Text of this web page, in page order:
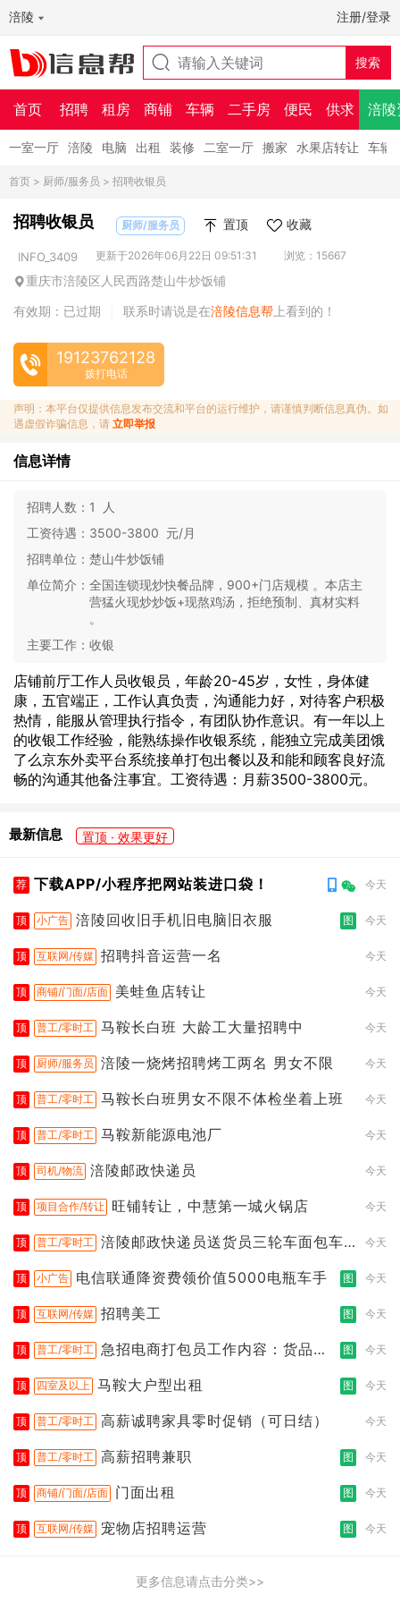
涪陵 注册/登录
首页 招聘 租房 商铺 车辆 二手房 便民 供求 涪陵
一室一厅 涪陵 电脑 出租 装修 二室一厅 搬家 水果店转让 车辆
首页 > 厨师/服务员 > 招聘收银员
招聘收银员 厨师/服务员 置顶 收藏
INFO_3409 更新于2026年06月22日 09:51:31 浏览：15667
重庆市涪陵区人民西路楚山牛炒饭铺
有效期：已过期
联系时请说是在涪陵信息帮 上看到的！
19123762128
拨打电话
声明：本平台仅提供信息发布交流和平台的运行维护，请谨慎判断信息真伪。如
遇虚假诈骗信息，请 立即举报
信息详情
招聘人数： 1 人
工资待遇： 3500-3800 元/月
招聘单位： 楚山牛炒饭铺
单位简介： 全国连锁现炒快餐品牌，900+门店规模 。本店主
营猛火现炒炒饭+现熬鸡汤，拒绝预制、真材实料
。
主要工作： 收银
店铺前厅工作人员收银员，年龄20-45岁，女性，身体健
康，五官端正，工作认真负责，沟通能力好，对待客户积极
热情，能服从管理执行指令，有团队协作意识。有一年以上
的收银工作经验，能熟练操作收银系统，能独立完成美团饿
了么京东外卖平台系统接单打包出餐以及和能和顾客良好流
畅的沟通其他备注事宜。工资待遇：月薪3500-3800元。
最新信息 置顶 · 效果更好
荐 下载APP/小程序把网站装进口袋！ 今天
顶 小广告 涪陵回收旧手机旧电脑旧衣服 图 今天
顶 互联网/传媒 招聘抖音运营一名 今天
顶 商铺/门面/店面 美蛙鱼店转让 今天
顶 普工/零时工 马鞍长白班 大龄工大量招聘中 今天
顶 厨师/服务员 涪陵一烧烤招聘烤工两名 男女不限 今天
顶 普工/零时工 马鞍长白班男女不限不体检坐着上班 今天
顶 普工/零时工 马鞍新能源电池厂 今天
顶 司机/物流 涪陵邮政快递员 今天
顶 项目合作/转让 旺铺转让，中慧第一城火锅店 今天
顶 普工/零时工 涪陵邮政快递员送货员三轮车面包车
今天
顶 小广告 电信联通降资费领价值5000电瓶车手 图 今天
顶 互联网/传媒 招聘美工 图 今天
顶 普工/零时工 急招电商打包员工作内容：货品分
图 今天
顶 四室及以上 马鞍大户型出租 图 今天
顶 普工/零时工 高薪诚聘家具零时促销（可日结） 今天
顶 普工/零时工 高薪招聘兼职 图 今天
顶 商铺/门面/店面 门面出租 图 今天
顶 互联网/传媒 宠物店招聘运营 图 今天
更多信息请点击分类>>